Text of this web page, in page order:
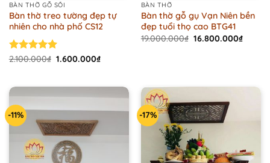
BÀN THỜ GỖ SỒI
Bàn thờ treo tường đẹp tự
nhiên cho nhà phố CS12
Rated5.00
2.100.000₫ Original
1.600.000₫Current
BÀN THỜ
Bàn thờ gỗ gụ Vạn Niên bền
đẹp tuổi thọ cao BTG41
19.000.000₫ Original
16.800.000₫
-11% -17%